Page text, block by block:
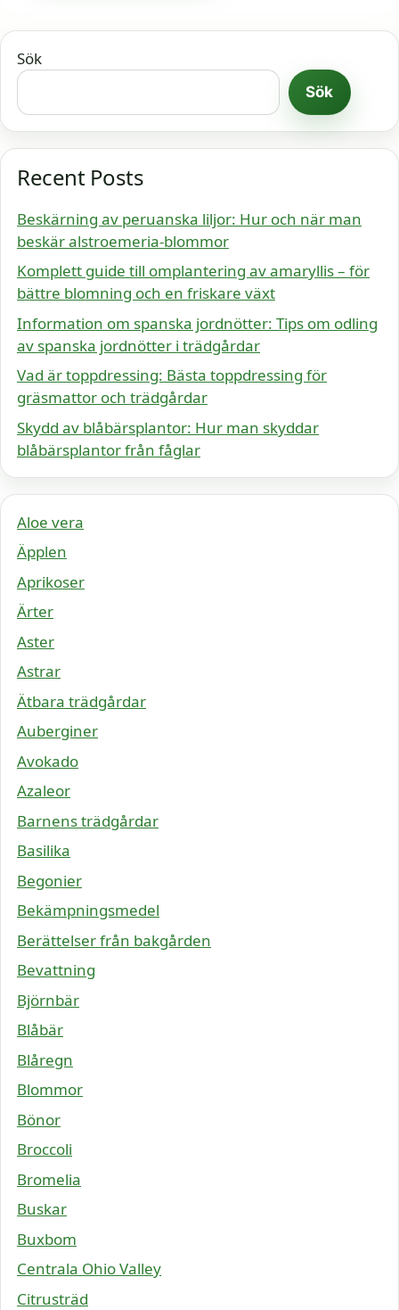
Sök
Sök
Recent Posts
Beskärning av peruanska liljor: Hur och när man
beskär alstroemeria-blommor
Komplett guide till omplantering av amaryllis – för
bättre blomning och en friskare växt
Information om spanska jordnötter: Tips om odling
av spanska jordnötter i trädgårdar
Vad är toppdressing: Bästa toppdressing för
gräsmattor och trädgårdar
Skydd av blåbärsplantor: Hur man skyddar
blåbärsplantor från fåglar
Aloe vera
Äpplen
Aprikoser
Ärter
Aster
Astrar
Ätbara trädgårdar
Auberginer
Avokado
Azaleor
Barnens trädgårdar
Basilika
Begonier
Bekämpningsmedel
Berättelser från bakgården
Bevattning
Björnbär
Blåbär
Blåregn
Blommor
Bönor
Broccoli
Bromelia
Buskar
Buxbom
Centrala Ohio Valley
Citrusträd